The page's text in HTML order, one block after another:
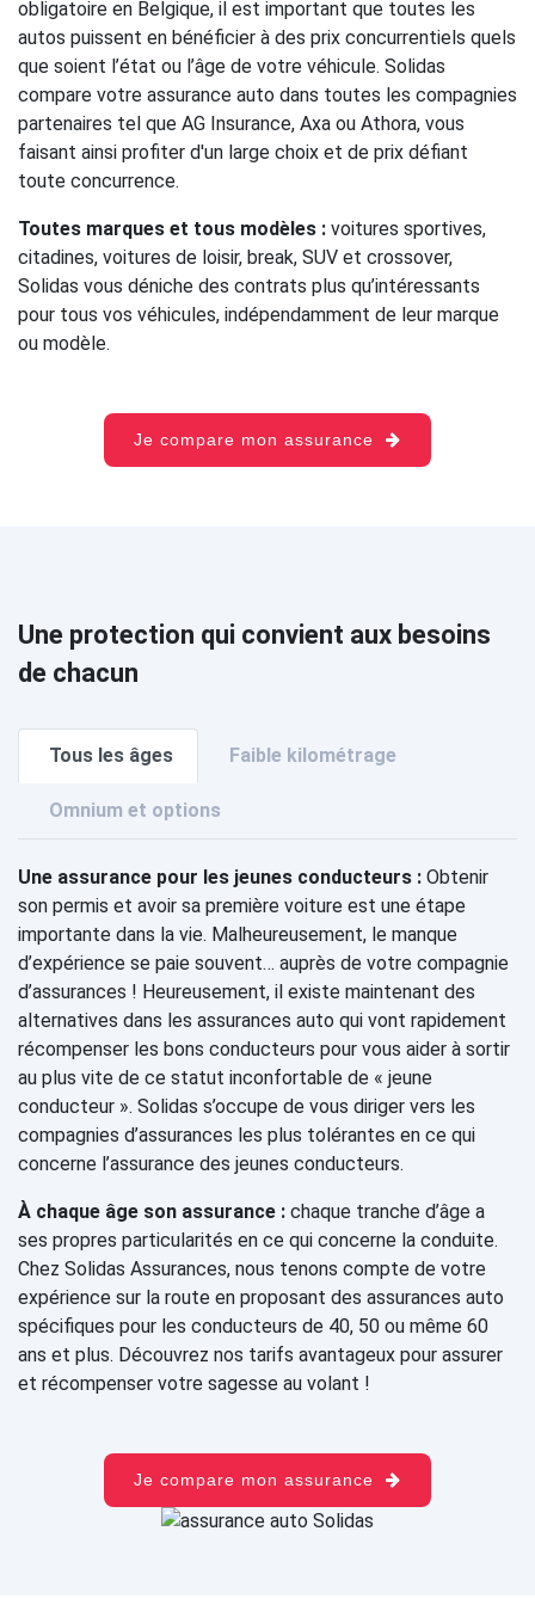
obligatoire en Belgique, il est important que toutes les
autos puissent en bénéficier à des prix concurrentiels quels
que soient l’état ou l’âge de votre véhicule. Solidas
compare votre assurance auto dans toutes les compagnies
partenaires tel que AG Insurance, Axa ou Athora, vous
faisant ainsi profiter d'un large choix et de prix défiant
toute concurrence.
Toutes marques et tous modèles : voitures sportives,
citadines, voitures de loisir, break, SUV et crossover,
Solidas vous déniche des contrats plus qu’intéressants
pour tous vos véhicules, indépendamment de leur marque
ou modèle.
Je compare mon assurance
Une protection qui convient aux besoins
de chacun
Tous les âges Faible kilométrage
Omnium et options
Une assurance pour les jeunes conducteurs : Obtenir
son permis et avoir sa première voiture est une étape
importante dans la vie. Malheureusement, le manque
d’expérience se paie souvent… auprès de votre compagnie
d’assurances ! Heureusement, il existe maintenant des
alternatives dans les assurances auto qui vont rapidement
récompenser les bons conducteurs pour vous aider à sortir
au plus vite de ce statut inconfortable de « jeune
conducteur ». Solidas s’occupe de vous diriger vers les
compagnies d’assurances les plus tolérantes en ce qui
concerne l’assurance des jeunes conducteurs.
À chaque âge son assurance : chaque tranche d’âge a
ses propres particularités en ce qui concerne la conduite.
Chez Solidas Assurances, nous tenons compte de votre
expérience sur la route en proposant des assurances auto
spécifiques pour les conducteurs de 40, 50 ou même 60
ans et plus. Découvrez nos tarifs avantageux pour assurer
et récompenser votre sagesse au volant !
Je compare mon assurance